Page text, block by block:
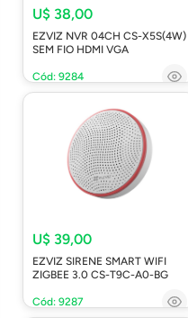
U$ 38,00
EZVIZ NVR 04CH CS-X5S(4W)
SEM FIO HDMI VGA
Cód: 9284
U$ 39,00
EZVIZ SIRENE SMART WIFI
ZIGBEE 3.0 CS-T9C-A0-BG
Cód: 9287